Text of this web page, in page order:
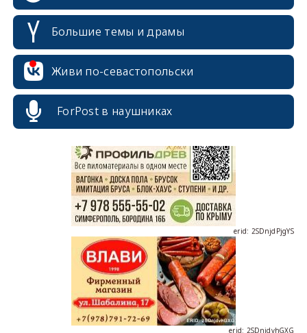
Большие темы и драмы
Живи по-севастопольски
ForPost в наушниках
erid: 2SDnjdPjgYS
erid: 2SDnjdvhGXG